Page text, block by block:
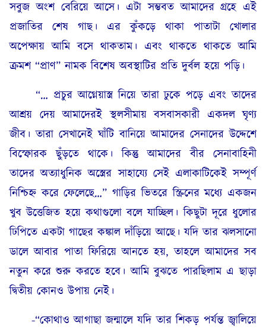
সবুজ অংশ বেরিয়ে আসে। এটা সম্ভবত আমাদের গ্রহে এই
প্রজাতির শেষ গাছ। এর কুঁকড়ে থাকা পাতাটা খোলার
অপেক্ষায় আমি বসে থাকতাম। এবং থাকতে থাকতে আমি
ক্রমশ “প্রাণ” নামক বিশেষ অবস্থাটির প্রতি দুর্বল হয়ে পড়ি।
“… প্রচুর আগ্নেয়াস্ত্র নিয়ে তারা ঢুকে পড়ে এবং তাদের
আশ্রয় দেয় আমাদেরই স্থলসীমায় বসবাসকারী একদল ঘৃণ্য
জীব। তারা সেখানেই ঘাঁটি বানিয়ে আমাদের সেনাদের উদ্দেশে
বিস্ফোরক ছুঁড়তে থাকে। কিন্তু আমাদের বীর সেনাবাহিনী
তাদের অত্যাধুনিক অস্ত্রের সাহায্যে সেই এলাকাটিকেই সম্পূর্ণ
নিশ্চিহ্ন করে ফেলেছে…” গাড়ির ভিতরে স্ক্রিনের মধ্যে একজন
খুব উত্তেজিত হয়ে কথাগুলো বলে যাচ্ছিল। কিছুটা দূরে ধুলোর
ঢিপিতে একটা গাছের কঙ্কাল দাঁড়িয়ে আছে। যদি তার ঝলসানো
ডালে আবার পাতা ফিরিয়ে আনতে হয়, তাহলে আমাদের সব
নতুন করে শুরু করতে হবে। আমি বুঝতে পারছিলাম এ ছাড়া
দ্বিতীয় কোনও উপায় নেই।
-“কোথাও আগাছা জন্মালে যদি তার শিকড় পর্যন্ত জ্বালিয়ে